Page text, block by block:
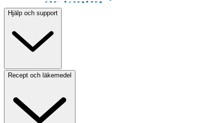
Hjälp och support
Recept och läkemedel